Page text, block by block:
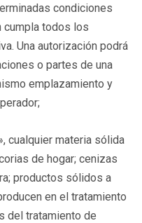
condiciones
cumpla todos los
Una autorización podrá
o partes de una
emplazamiento y
cualquier materia sólida
de hogar; cenizas
productos sólidos a
en el tratamiento
del tratamiento de